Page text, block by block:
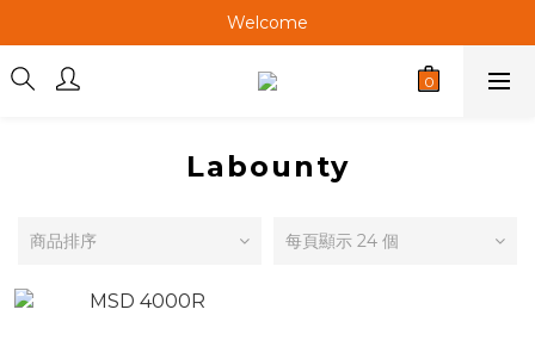
Welcome
Welcome
Welcome
Labounty
商品排序 每頁顯示 24 個